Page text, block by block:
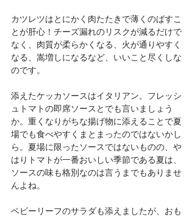
カツレツはとにかく肉たたきで薄くのばすこ
とが肝心！チーズ漏れのリスクが減るだけで
なく、肉質が柔らかくなる、火が通りやすく
なる、嵩増しになるなど、いいこと尽くしな
のです。
添えたケッカソースはイタリアン。フレッシ
ュトマトの即席ソースとでも言いましょう
か。重くなりがちな揚げ物に添えることで夏
場でも食べやすくまとまったのではないかし
ら。夏場に限ったソースではないものの、や
はりトマトが一番おいしい季節である夏は、
ソースの味も格別なのは言うまでもありませ
んよね。
ベビーリーフのサラダも添えましたが、おも